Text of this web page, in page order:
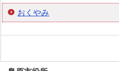
おくやみ